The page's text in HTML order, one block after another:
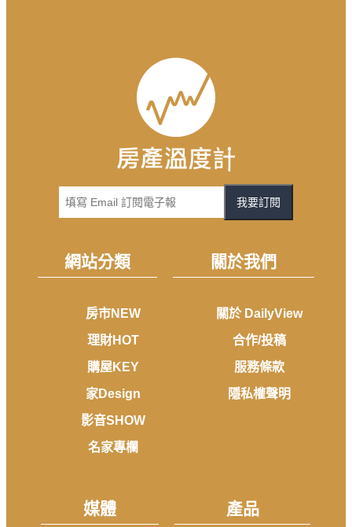
我要訂閱
網站分類
房市NEW
理財HOT
購屋KEY
家Design
影音SHOW
名家專欄
關於我們
關於 DailyView
合作/投稿
服務條款
隱私權聲明
媒體 產品